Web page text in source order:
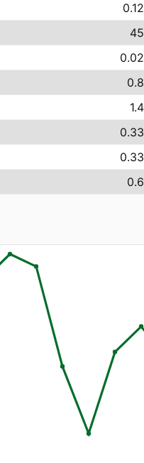
0.12
45
0.02
0.8
1.4
0.33
0.33
0.6